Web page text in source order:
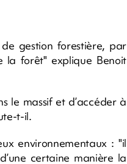
gestion forestière, par
la forêt" explique Benoit
le massif et d’accéder à
t-il.
environnementaux : "il
certaine manière la